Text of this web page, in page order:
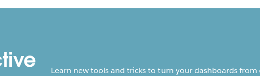
Learn new tools and tricks to turn your dashboards